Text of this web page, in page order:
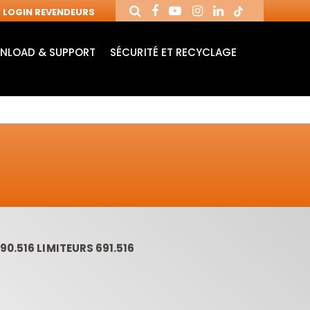
LOGIN REVENDEURS
& SUPPORT
SÉCURITÉ ET RECYCLAGE
LIMITEURS 691.516